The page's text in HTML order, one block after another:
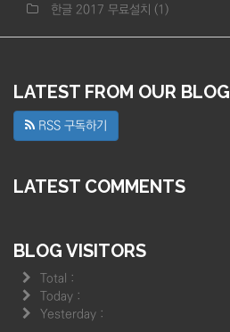
한글 2017 무료설치 (1)
LATEST FROM OUR BLOG
RSS 구독하기
LATEST COMMENTS
BLOG VISITORS
Total :
Today :
Yesterday :